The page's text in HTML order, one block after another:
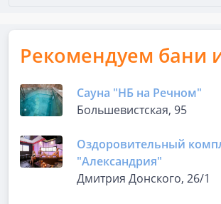
Рекомендуем бани
Сауна "НБ на Речном"
Большевистская, 95
Оздоровительный
"Александрия"
Дмитрия Донского, 26/1